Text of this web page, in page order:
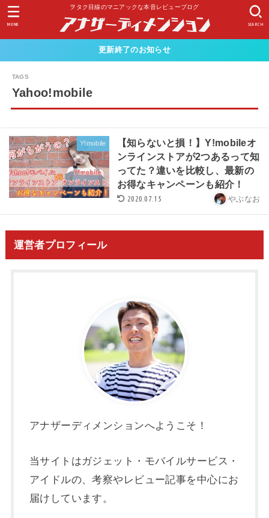
ヲタク目線のマニアックな本音レビューブログ
SEARCH
MENU
更新終了のお知らせ
Yahoo!mobile
Y!mobile
【知らないと損！】Y!mobileオ
ンラインストアが2つあるって知
ってた？違いを比較し、最新の
お得なキャンペーンも紹介！
2020.07.15 やぶなお
運営者プロフィール
アナザーディメンションへようこそ！
当サイトはガジェット・モバイルサービス・
アイドルの、考察やレビュー記事を中心にお
届けしています。